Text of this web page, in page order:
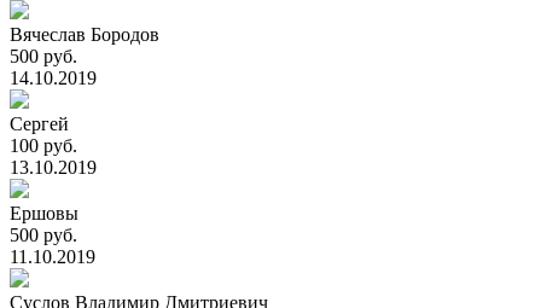
Вячеслав Бородов
500 руб.
14.10.2019
Сергей
100 руб.
13.10.2019
Ершовы
500 руб.
11.10.2019
Суслов Владимир Дмитриевич